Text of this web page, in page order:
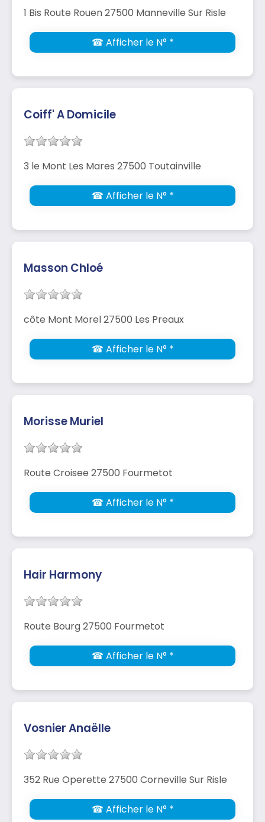
1 Bis Route Rouen 27500 Manneville Sur Risle
☎ Afficher le N° *
Coiff' A Domicile
3 le Mont Les Mares 27500 Toutainville
☎ Afficher le N° *
Masson Chloé
côte Mont Morel 27500 Les Preaux
☎ Afficher le N° *
Morisse Muriel
Route Croisee 27500 Fourmetot
☎ Afficher le N° *
Hair Harmony
Route Bourg 27500 Fourmetot
☎ Afficher le N° *
Vosnier Anaëlle
352 Rue Operette 27500 Corneville Sur Risle
☎ Afficher le N° *